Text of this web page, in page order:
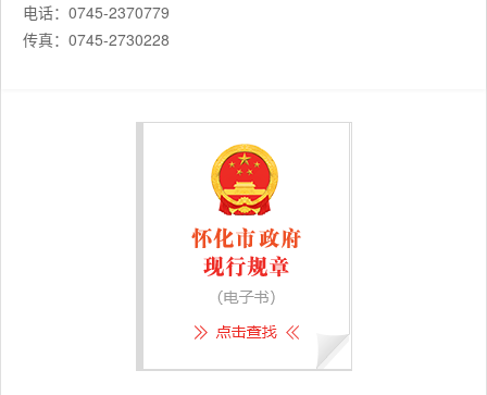
电话：0745-2370779
传真：0745-2730228